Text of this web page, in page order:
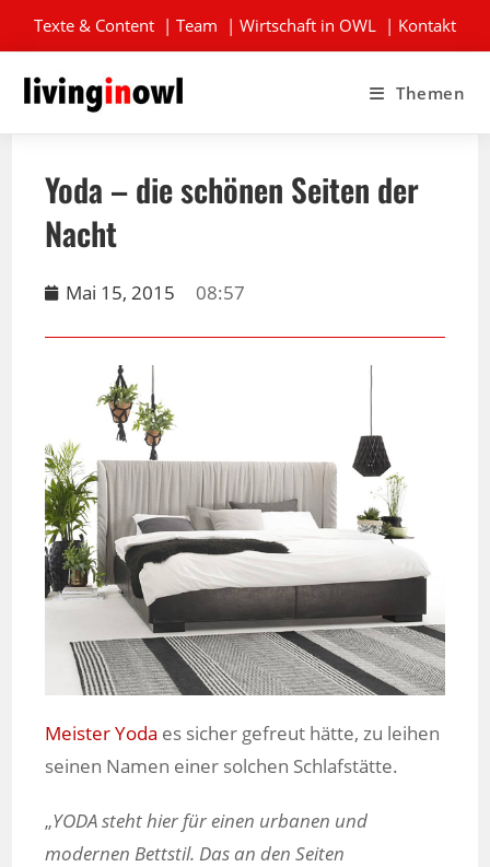
Texte & Content | Team | Wirtschaft in OWL | Kontakt
Themen
Yoda – die schönen Seiten der
Nacht
Mai 15, 2015 08:57
Meister Yoda es sicher gefreut hätte, zu leihen
seinen Namen einer solchen Schlafstätte.
„YODA steht hier für einen urbanen und
modernen Bettstil. Das an den Seiten